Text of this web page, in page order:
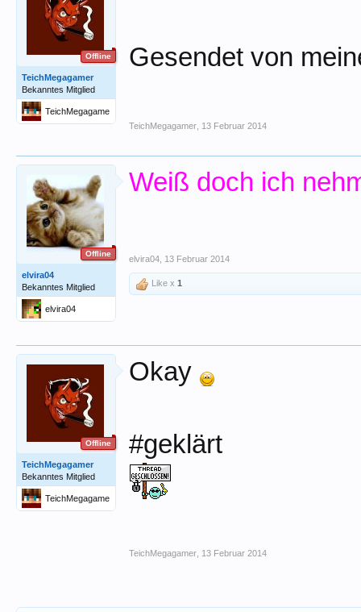
Offline
TeichMegagamer
Bekanntes Mitglied
TeichMegagame
r
Gesendet von
TeichMegagamer 13 Februar 2014
Offline
elvira04
Bekanntes Mitglied
elvira04
Weiß doch ich
elvira04 13 Februar 2014
Like x 1
Offline
TeichMegagamer
Bekanntes Mitglied
TeichMegagame
r
Okay
#geklärt
TeichMegagamer 13 Februar 2014